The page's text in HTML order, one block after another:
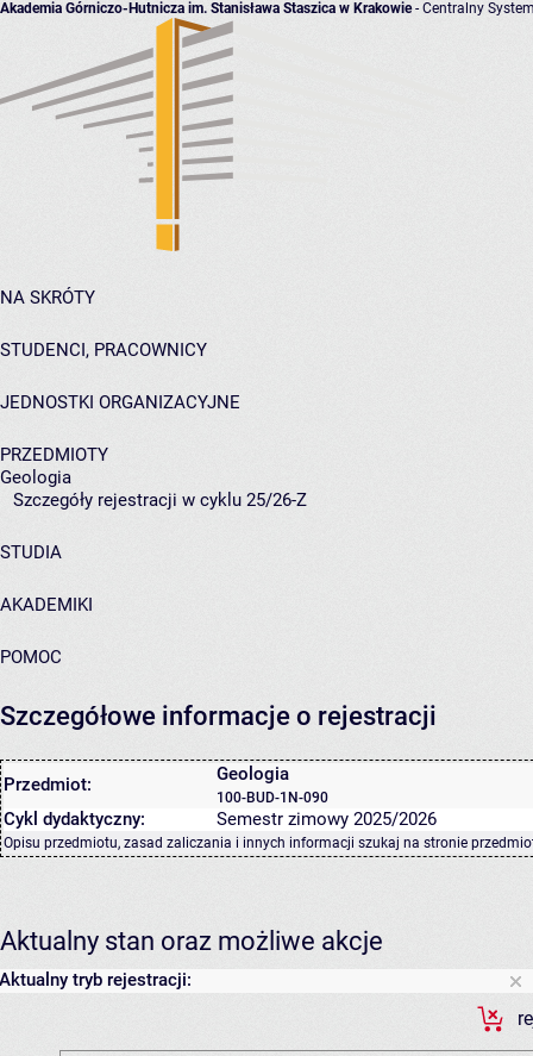
Akademia Górniczo-Hutnicza im. Stanisława Staszica w Krakowie- Centralny
NA SKRÓTY
STUDENCI, PRACOWNICY
JEDNOSTKI ORGANIZACYJNE
PRZEDMIOTY
Geologia
Szczegóły rejestracji w cyklu 25/26-Z
STUDIA
AKADEMIKI
POMOC
Szczegółowe informacje o rejestracji
Przedmiot: Geologia
100-BUD-1N-090
Cykl dydaktyczny: Semestr zimowy 2025/2026
Opisu przedmiotu, zasad zaliczania i innych informacji szukaj na stronie
Aktualny stan oraz możliwe akcje
Aktualny tryb rejestracji: